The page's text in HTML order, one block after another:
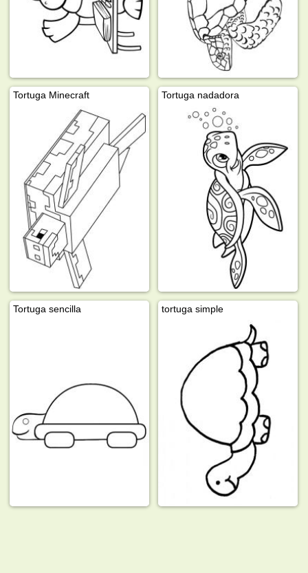
Tortuga Minecraft Tortuga nadadora
Tortuga sencilla tortuga simple